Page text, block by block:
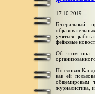
17.10.2019
Генеральный
учиться
фейковые
Об этом она
По словам
как ей
общемировым
журналистика,